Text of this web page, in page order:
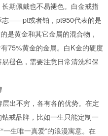
期佩戴也不易褪色。白金戒指
志——pt或者铂，pt950代表的是
是黄金和其它金属的混合物，
75%黄金的金属。白K金的硬度
褪色，需要注意日常清洗和保
出不穷，各有各的优势。在定
戒品牌，比如一生只能定制一
生唯一真爱”的浪漫寓意。在